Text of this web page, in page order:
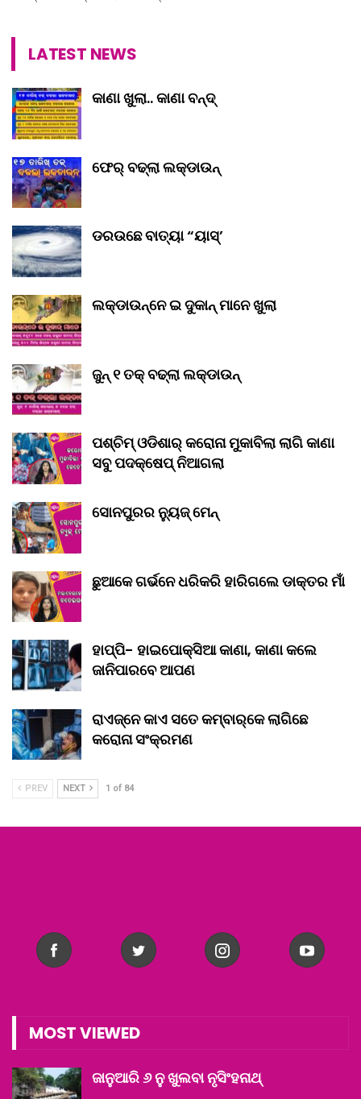
LATEST NEWS
କାଣା ଖୁଲା.. କାଣା ବନ୍ଦ୍‌
ଫେର୍ ବଢ୍‌ଲା ଲକ୍‌ଡାଉନ୍‌
ଡରଉଛେ ବାତ୍ୟା “ୟାସ୍‌’
ଲକ୍‌ଡାଉନ୍‌ନେ ଇ ଦୁକାନ୍ ମାନେ ଖୁଲା
ଜୁନ୍ ୧ ତକ୍ ବଢ୍‌ଲା ଲକ୍‌ଡାଉନ୍‌
ପଶ୍ଚିମ୍ ଓଡିଶାର୍ କରୋନା ମୁକାବିଲା ଲାଗି କାଣା
ସବୁ ପଦକ୍ଷେପ୍ ନିଆଗଲା
ସୋନପୁରର ନ୍ୟୁଜ୍ ମେନ୍
ଛୁଆକେ ଗର୍ଭନେ ଧରିକରି ହାରିଗଲେ ଡାକ୍ତର ମାଁ
ହାପ୍ପି- ହାଇପୋକ୍ସିଆ କାଣା, କାଣା କଲେ
ଜାନିପାରବେ ଆପଣ
ରାଏଜ୍‌ନେ କାଏ ସତେ କମ୍‌ବାର୍‌କେ ଲାଗିଛେ
କରୋନା ସଂକ୍ରମଣ
PREV NEXT 1 of 84
MOST VIEWED
ଜାନୁଆରି ୬ ନୁ ଖୁଲବା ନୃସିଂହନାଥ୍